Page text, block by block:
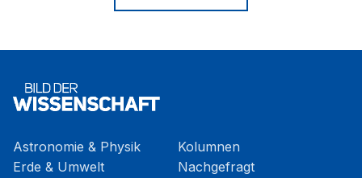
Astronomie & Physik
Erde & Umwelt
Kolumnen
Nachgefragt